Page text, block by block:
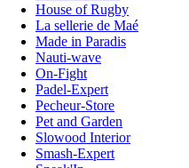
House of Rugby
La sellerie de Maé
Made in Paradis
Nauti-wave
On-Fight
Padel-Expert
Pecheur-Store
Pet and Garden
Slowood Interior
Smash-Expert